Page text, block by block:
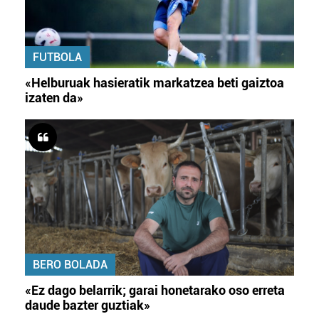
FUTBOLA
«Helburuak hasieratik markatzea beti gaiztoa
izaten da»
BERO BOLADA
«Ez dago belarrik; garai honetarako oso erreta
daude bazter guztiak»